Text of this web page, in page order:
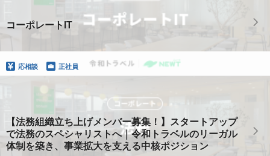
コーポレートIT
応相談 正社員
【法務組織立ち上げメンバー募集！】スタートアップ
で法務のスペシャリストへ｜令和トラベルのリーガル
体制を築き、事業拡大を支える中核ポジション